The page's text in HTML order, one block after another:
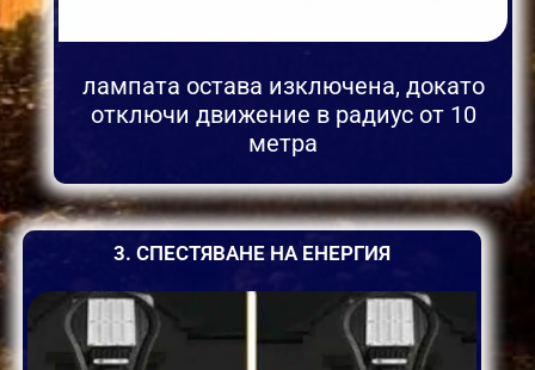
лампата остава изключена, докато
отключи движение в радиус от 10
метра
3. СПЕСТЯВАНЕ НА ЕНЕРГИЯ